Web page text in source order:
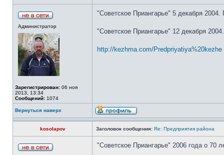
Администратор
Зарегистрирован: 06 ноя
2013, 13:34
Сообщений: 1074
"Советское Приангарье" 5 декабря
"Советское Приангарье" 12 декабря
http://kezhma.com/
Вернуться наверх
kosolapov Заголовок сообщения: Re: Предприятия района
"Советское Приангарье" 2006 года о 70